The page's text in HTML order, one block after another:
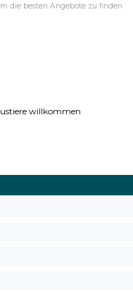
die besten Angebote zu finden
willkommen